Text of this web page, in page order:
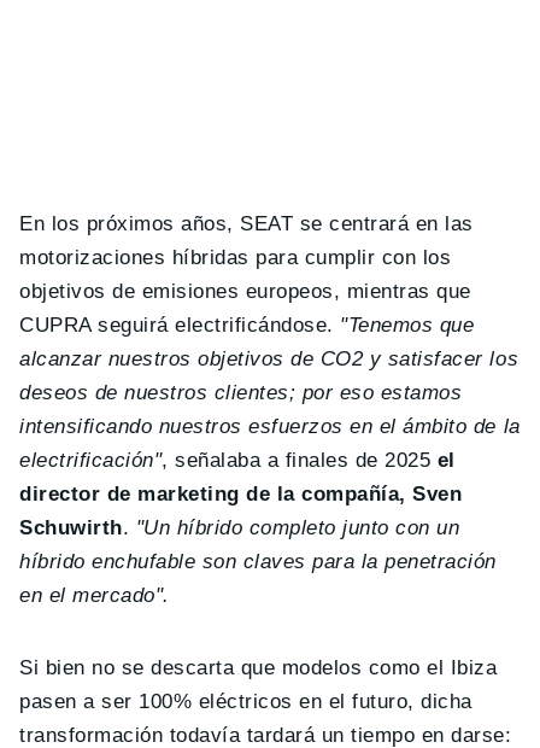
En los próximos años, SEAT se centrará en las
motorizaciones híbridas para cumplir con los
objetivos de emisiones europeos, mientras que
CUPRA seguirá electrificándose. "Tenemos que
alcanzar nuestros objetivos de CO2 y satisfacer los
deseos de nuestros clientes; por eso estamos
intensificando nuestros esfuerzos en el ámbito de la
electrificación", señalaba a finales de 2025 el
director de marketing de la compañía, Sven
Schuwirth. "Un híbrido completo junto con un
híbrido enchufable son claves para la penetración
en el mercado".
Si bien no se descarta que modelos como el Ibiza
pasen a ser 100% eléctricos en el futuro, dicha
transformación todavía tardará un tiempo en darse: